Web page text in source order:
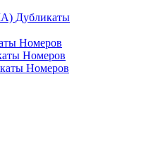
Дубликаты
Номеров
Номеров
Номеров